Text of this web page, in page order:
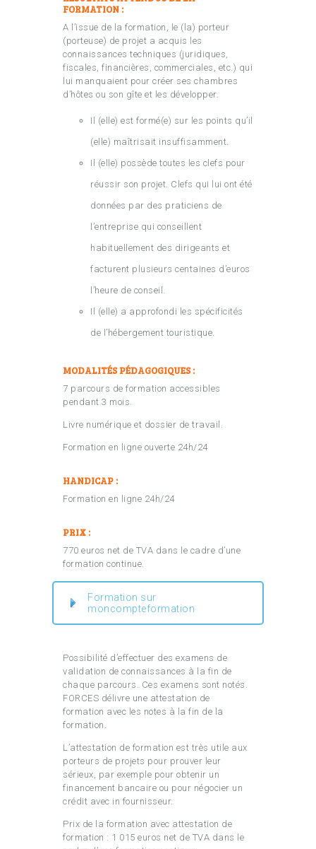
FORMATION :
A l’issue de la formation, le (la) porteur
(porteuse) de projet a acquis les
connaissances techniques (juridiques,
fiscales, financières, commerciales, etc.) qui
lui manquaient pour créer ses chambres
d’hôtes ou son gîte et les développer.
Il (elle) est formé(e) sur les points qu’il
(elle) maîtrisait insuffisamment.
Il (elle) possède toutes les clefs pour
réussir son projet. Clefs qui lui ont été
données par des praticiens de
l’entreprise qui conseillent
habituellement des dirigeants et
facturent plusieurs centaines d’euros
l’heure de conseil.
Il (elle) a approfondi les spécificités
de l’hébergement touristique.
MODALITÉS PÉDAGOGIQUES :
7 parcours de formation accessibles
pendant 3 mois.
Livre numérique et dossier de travail.
Formation en ligne ouverte 24h/24
HANDICAP :
Formation en ligne 24h/24
PRIX :
770 euros net de TVA dans le cadre d’une
formation continue.
Formation sur
moncompteformation
Possibilité d’effectuer des examens de
validation de connaissances à la fin de
chaque parcours. Ces examens sont notés.
FORCES délivre une attestation de
formation avec les notes à la fin de la
formation.
L’attestation de formation est très utile aux
porteurs de projets pour prouver leur
sérieux, par exemple pour obtenir un
financement bancaire ou pour négocier un
crédit avec in fournisseur.
Prix de la formation avec attestation de
formation : 1 015 euros net de TVA dans le